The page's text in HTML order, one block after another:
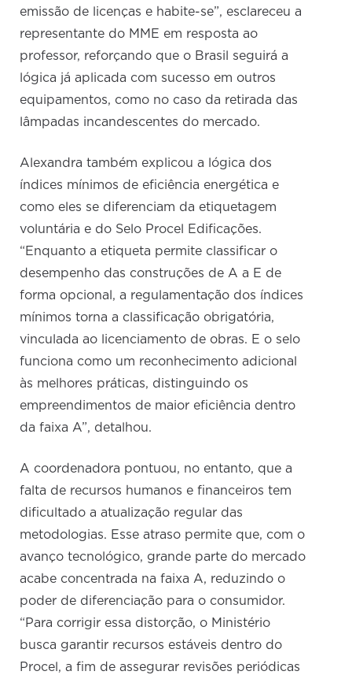
emissão de licenças e habite-se”, esclareceu a
representante do MME em resposta ao
professor, reforçando que o Brasil seguirá a
lógica já aplicada com sucesso em outros
equipamentos, como no caso da retirada das
lâmpadas incandescentes do mercado.
Alexandra também explicou a lógica dos
índices mínimos de eficiência energética e
como eles se diferenciam da etiquetagem
voluntária e do Selo Procel Edificações.
“Enquanto a etiqueta permite classificar o
desempenho das construções de A a E de
forma opcional, a regulamentação dos índices
mínimos torna a classificação obrigatória,
vinculada ao licenciamento de obras. E o selo
funciona como um reconhecimento adicional
às melhores práticas, distinguindo os
empreendimentos de maior eficiência dentro
da faixa A”, detalhou.
A coordenadora pontuou, no entanto, que a
falta de recursos humanos e financeiros tem
dificultado a atualização regular das
metodologias. Esse atraso permite que, com o
avanço tecnológico, grande parte do mercado
acabe concentrada na faixa A, reduzindo o
poder de diferenciação para o consumidor.
“Para corrigir essa distorção, o Ministério
busca garantir recursos estáveis dentro do
Procel, a fim de assegurar revisões periódicas